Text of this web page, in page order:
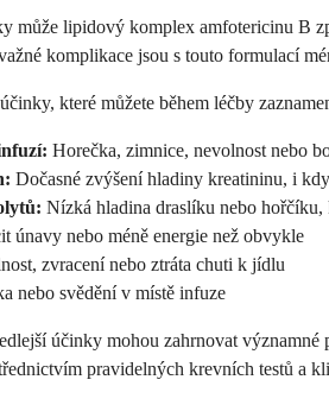
může lipidový komplex amfotericinu B
komplikace jsou s touto formulací
které můžete během léčby
Horečka, zimnice, nevolnost nebo
Dočasné zvýšení hladiny kreatininu, i
Nízká hladina draslíku nebo hořčíku,
únavy nebo méně energie než obvykle
zvracení nebo ztráta chuti k jídlu
nebo svědění v místě infuze
účinky mohou zahrnovat
pravidelných krevních testů a